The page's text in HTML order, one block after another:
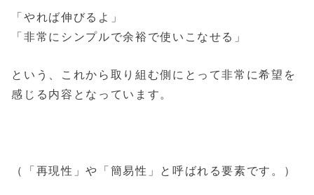
「やれば伸びるよ」
「非常にシンプルで余裕で使いこなせる」
という、これから取り組む側にとって非常に希望を
感じる内容となっています。
（「再現性」や「簡易性」と呼ばれる要素です。）